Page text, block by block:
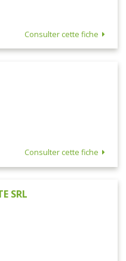
Consulter cette fiche
Consulter cette fiche
SRL